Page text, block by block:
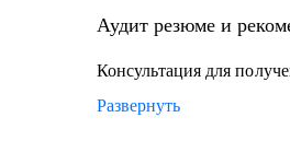
Аудит резюме и
Консультация для
Развернуть